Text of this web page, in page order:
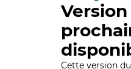
Cette version